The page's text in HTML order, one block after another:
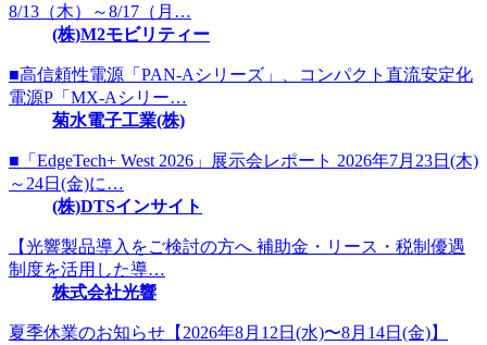
8/13（木）～8/17（月…
(株)M2モビリティー
■高信頼性電源「PAN-Aシリーズ」、コンパクト直流安定化
電源P「MX-Aシリー…
菊水電子工業(株)
■「EdgeTech+ West 2026」展示会レポート 2026年7月23日(木)
～24日(金)に…
(株)DTSインサイト
【光響製品導入をご検討の方へ 補助金・リース・税制優遇
制度を活用した導…
株式会社光響
夏季休業のお知らせ【2026年8月12日(水)〜8月14日(金)】